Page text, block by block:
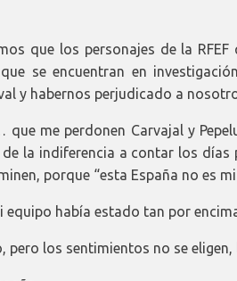
que los personajes de la
se encuentran en
y habernos perjudicado a
que me perdonen Carvajal y
de la indiferencia a contar los días
porque “esta España no es
equipo había estado tan por
pero los sentimientos no se